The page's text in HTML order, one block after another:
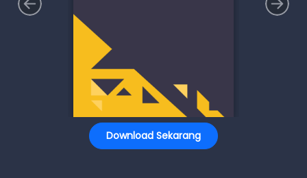
Download Sekarang